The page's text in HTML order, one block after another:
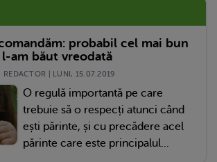
probabil cel mai bun
am băut vreodată
REDACTOR | LUNI, 15.07.2019
O regulă importantă pe care
trebuie să o respecți atunci când
ești părinte, și cu precădere acel
părinte care este principalul...